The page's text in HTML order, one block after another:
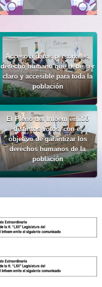
Acceso a datos personales,
derecho humano que debe ser
claro y accesible para toda la
población
El Pleno del Infoem emitió
distintos votos, con el
objetivo de garantizar los
derechos humanos de la
población